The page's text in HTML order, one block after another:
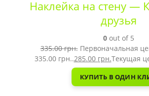
Наклейка на стену —
друзья
0out of 5
335.00грн. Первоначальная
335.00 грн..285.00 грн.Текущая
КУПИТЬ В ОДИН